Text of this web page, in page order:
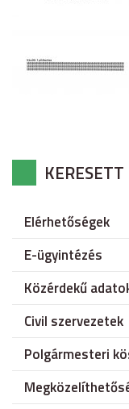
Elérhetőségek
E-ügyintézés
Közérdekű
Civil szervezetek
Polgármesteri